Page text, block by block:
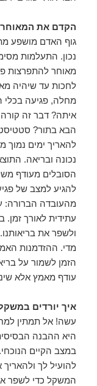
הקדם את
גוף האדם מושפע
נכון. התעלמות
מאוחר להתפרצות
לחכות עד שיהיה
מחלה, פגיעה
איתה? דבר זה
הבא בתור?
להאריך ימים נמוך
נכונה ובריאה.
הסובלים מעודף
להגיע למצב של
מהעובדה הברורה:
עתידית לאורך זמן.
ולשפר את
מדי. ההזדמנות
הזמן לשמור על
עודף מאמץ אלא
איך יורדים
עשה! אל תמתין
היא ההבנה
במצב הקיים
להועיל לך
המשקל כדי לשפר